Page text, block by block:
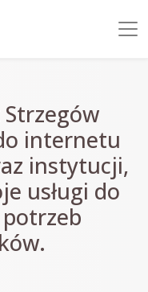
internetu
instytucji,
usługi do